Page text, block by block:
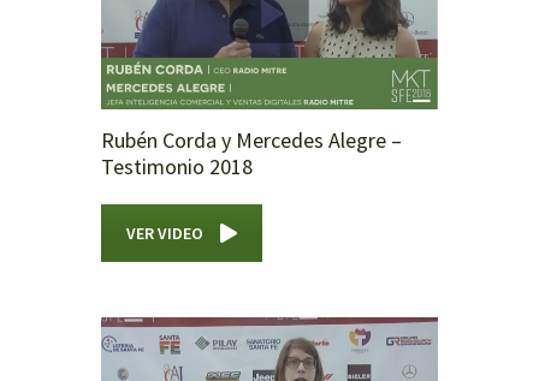
Rubén Corda y Mercedes Alegre –
Testimonio 2018
VER VIDEO